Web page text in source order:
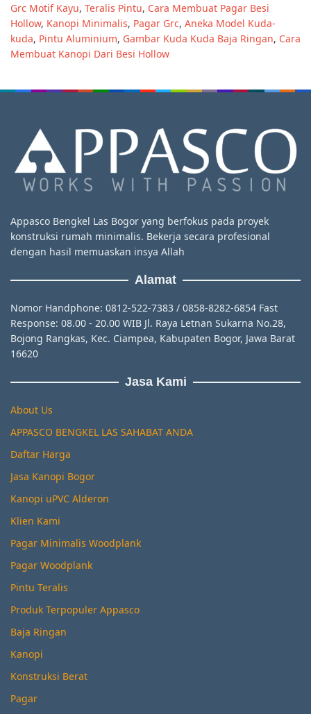
Grc Motif Kayu, Teralis Pintu, Cara Membuat Pagar Besi
Hollow, Kanopi Minimalis, Pagar Grc, Aneka Model Kuda-
kuda, Pintu Aluminium, Gambar Kuda Kuda Baja Ringan, Cara
Membuat Kanopi Dari Besi Hollow
Appasco Bengkel Las Bogor yang berfokus pada proyek
konstruksi rumah minimalis. Bekerja secara profesional
dengan hasil memuaskan insya Allah
Alamat
Nomor Handphone: 0812-522-7383 / 0858-8282-6854 Fast
Response: 08.00 - 20.00 WIB Jl. Raya Letnan Sukarna No.28,
Bojong Rangkas, Kec. Ciampea, Kabupaten Bogor, Jawa Barat
16620
Jasa Kami
About Us
APPASCO BENGKEL LAS SAHABAT ANDA
Daftar Harga
Jasa Kanopi Bogor
Kanopi uPVC Alderon
Klien Kami
Pagar Minimalis Woodplank
Pagar Woodplank
Pintu Teralis
Produk Terpopuler Appasco
Baja Ringan
Kanopi
Konstruksi Berat
Pagar